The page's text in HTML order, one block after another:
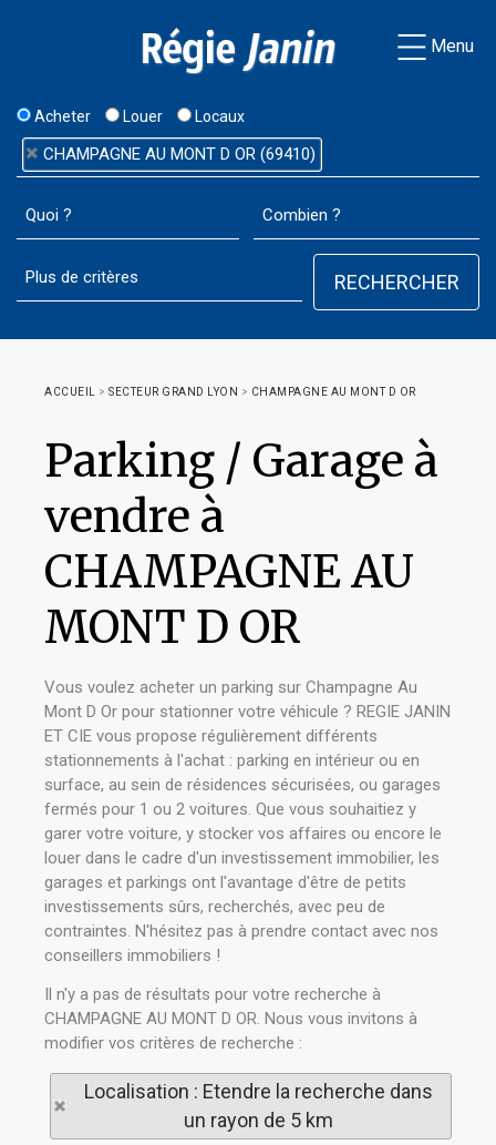
Menu
Acheter Louer Locaux
CHAMPAGNE AU MONT D OR (69410)
ACCUEIL > SECTEUR GRAND LYON > CHAMPAGNE AU MONT D OR
Parking / Garage à
vendre à
CHAMPAGNE AU
MONT D OR
Vous voulez acheter un parking sur Champagne Au
Mont D Or pour stationner votre véhicule ? REGIE JANIN
ET CIE vous propose régulièrement différents
stationnements à l'achat : parking en intérieur ou en
surface, au sein de résidences sécurisées, ou garages
fermés pour 1 ou 2 voitures. Que vous souhaitiez y
garer votre voiture, y stocker vos affaires ou encore le
louer dans le cadre d'un investissement immobilier, les
garages et parkings ont l'avantage d'être de petits
investissements sûrs, recherchés, avec peu de
contraintes. N'hésitez pas à prendre contact avec nos
conseillers immobiliers !
Il n'y a pas de résultats pour votre recherche à
CHAMPAGNE AU MONT D OR. Nous vous invitons à
modifier vos critères de recherche :
Localisation : Etendre la recherche dans
un rayon de 5 km